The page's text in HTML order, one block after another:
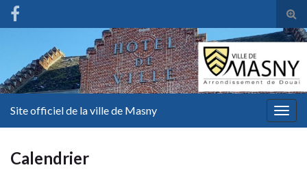
Site officiel de la ville de Masny
Calendrier